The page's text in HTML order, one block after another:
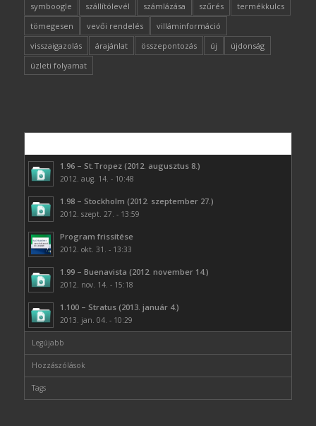
symboogle
szállítólevél számlázása szűrés
termékkulcs
tömegesen
vevői rendelés
villáminformáció
visszaigazolás
árajánlat összepontozás új
újdonság
üzleti folyamat
1.96 – St.Tropez (2012. augusztus 8.)
2012. aug. 14. - 10:48
1.98 – Stockholm (2012. szeptember 27.)
2012. szept. 27. - 13:59
Program frissítése
2012. okt. 31. - 13:33
1.99 – Buenavista (2012. november 14.)
2012. nov. 14. - 15:18
1.100 – Stratus (2013. január 4.)
2013. jan. 04. - 10:29
Legújabb
Hozzászólások
Tags